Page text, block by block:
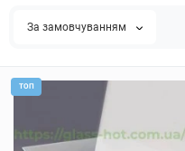
За замовчуванням
ТОП